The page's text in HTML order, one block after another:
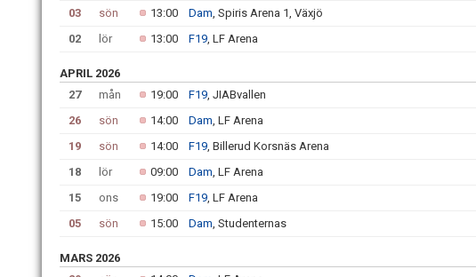
03
sön 13:00 Dam, Spiris Arena 1, Växjö
02
lör 13:00 F19, LF Arena
APRIL 2026
27
mån 19:00 F19, JIABvallen
26
sön 14:00 Dam, LF Arena
19
sön 14:00 F19, Billerud Korsnäs Arena
18
lör 09:00 Dam, LF Arena
15
ons 19:00 F19, LF Arena
05
sön 15:00 Dam, Studenternas
MARS 2026